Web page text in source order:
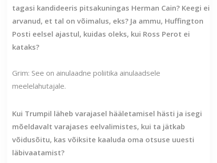
tagasi kandideeris pitsakuningas Herman Cain? Keegi ei
arvanud, et tal on võimalus, eks? Ja ammu, Huffington
Posti eelsel ajastul, kuidas oleks, kui Ross Perot ei
kataks?
Grim: See on ainulaadne poliitika ainulaadsele
meelelahutajale.
Kui Trumpil läheb varajasel hääletamisel hästi ja isegi
mõeldavalt varajases eelvalimistes, kui ta jätkab
võidusõitu, kas võiksite kaaluda oma otsuse uuesti
läbivaatamist?